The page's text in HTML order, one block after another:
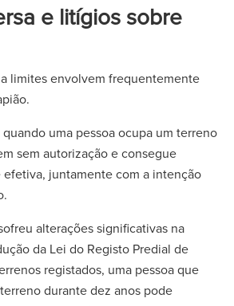
e litígios sobre
limites envolvem frequentemente
uma pessoa ocupa um terreno
sem autorização e consegue
efetiva, juntamente com a intenção
alterações significativas na
da Lei do Registo Predial de
registados, uma pessoa que
durante dez anos pode